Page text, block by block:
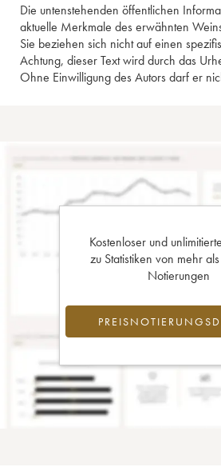
Die untenstehenden öffentlichen
aktuelle Merkmale des erwähnten
Sie beziehen sich nicht auf einen
Achtung, dieser Text wird durch das
Ohne Einwilligung des Autors darf er
Kostenloser und
zu Statistiken von mehr
Notierungen